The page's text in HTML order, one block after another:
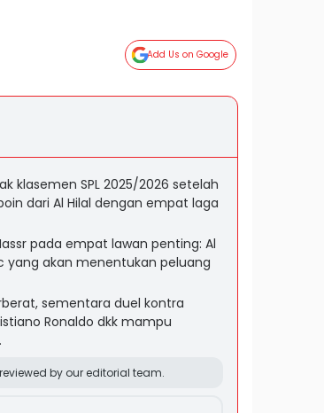
Add Us on Google
klasemen SPL 2025/2026 setelah
dari Al Hilal dengan empat laga
pada empat lawan penting: Al
yang akan menentukan peluang
sementara duel kontra
Ronaldo dkk mampu
by our editorial team.